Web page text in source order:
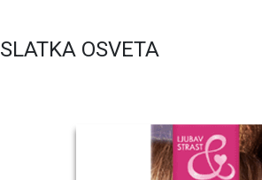
SLATKA OSVETA